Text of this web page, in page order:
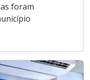
foram